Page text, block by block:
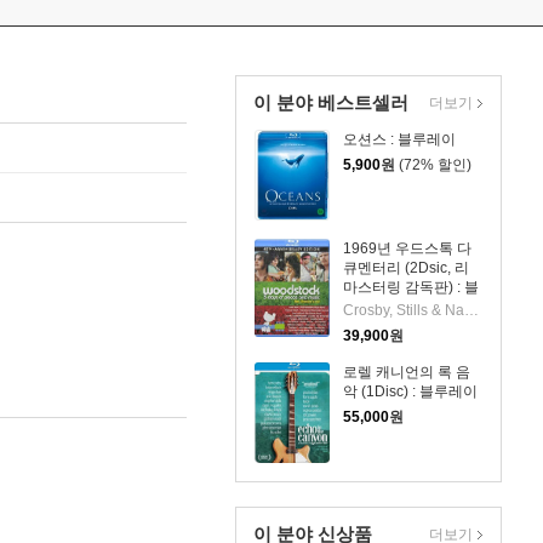
이 분야 베스트셀러
오션스 : 블루레이
5,900원 (72% 할인)
1969년 우드스톡 다
큐멘터리 (2Dsic, 리
마스터링 감독판) : 블
루레이
Crosby, Stills & Nash, Crosby, Stills, Nash and Young, The Isley Brothers & Santana, Santana IV, Ritchie Havens, Joan Ba
39,900원
로렐 캐니언의 록 음
악 (1Disc) : 블루레이
55,000원
더보기
이 분야 신상품 더보기